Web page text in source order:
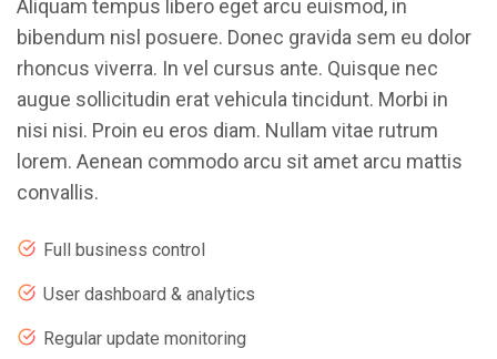
Aliquam tempus libero eget arcu euismod, in
bibendum nisl posuere. Donec gravida sem eu dolor
rhoncus viverra. In vel cursus ante. Quisque nec
augue sollicitudin erat vehicula tincidunt. Morbi in
nisi nisi. Proin eu eros diam. Nullam vitae rutrum
lorem. Aenean commodo arcu sit amet arcu mattis
convallis.
Full business control
User dashboard & analytics
Regular update monitoring